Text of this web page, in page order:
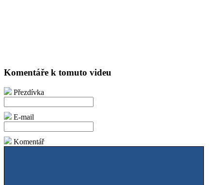
Komentáře k tomuto videu
Přezdívka
E-mail
Komentář